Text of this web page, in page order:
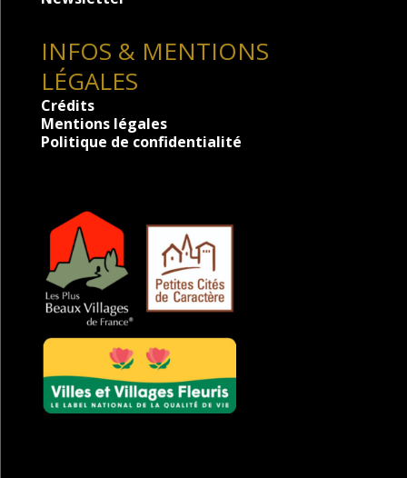
INFOS & MENTIONS
LÉGALES
Crédits
Mentions légales
Politique de confidentialité